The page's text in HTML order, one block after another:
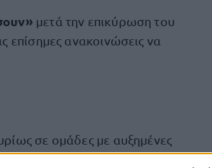
μετά την επικύρωση του
επίσημες ανακοινώσεις να
σε ομάδες με αυξημένες